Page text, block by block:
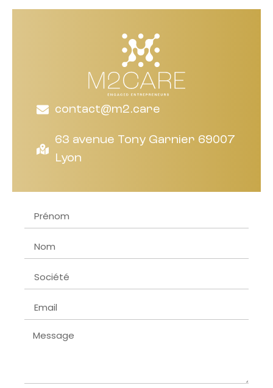
contact@m2.care
63 avenue Tony Garnier 69007
Lyon